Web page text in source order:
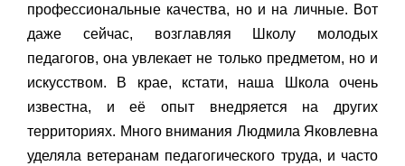
профессиональные качества, но и на личные. Вот
даже сейчас, возглавляя Школу молодых
педагогов, она увлекает не только предметом, но и
искусством. В крае, кстати, наша Школа очень
известна, и её опыт внедряется на других
территориях. Много внимания Людмила Яковлевна
уделяла ветеранам педагогического труда, и часто